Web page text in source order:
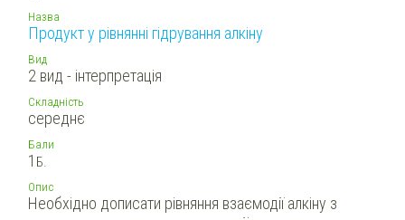
Назва
Продукт у рівнянні гідрування алкіну
Вид
2 вид - інтерпретація
Складність
середнє
Бали
1 Б.
Опис
Необхідно дописати рівняння взаємодії алкіну з